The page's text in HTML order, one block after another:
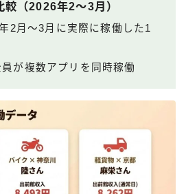
（2026年2〜3月）
2月〜3月に実際に稼働した1
員が複数アプリを同時稼働